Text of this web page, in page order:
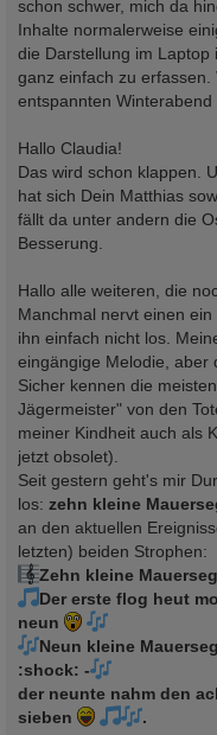
schon schwer, mich da
Inhalte normalerweise
die Darstellung im
ganz einfach zu
entspannten
Hallo Claudia!
Das wird schon klappen.
hat sich Dein Matthias
fällt da unter andern die
Besserung.
Hallo alle weiteren, die
Manchmal nervt einen
ihn einfach nicht los.
eingängige Melodie, aber
Sicher kennen die
Jägermeister" von den
meiner Kindheit auch als
jetzt obsolet).
Seit gestern geht's mir
los: zehn kleine
an den aktuellen
letzten) beiden Strophen:
Zehn kleine
Der erste flog heut
neun
Neun kleine
:shock: -
der neunte nahm den
sieben
.